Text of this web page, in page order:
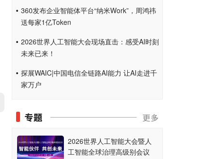
360发布企业智能体平台“纳米Work”，周鸿祎
送每家1亿Token
2026世界人工智能大会现场直击：感受AI时刻
未来已来！
探展WAIC|中国电信全链路AI能力 让AI走进千
家万户
2026世界人工智能大会暨人
工智能全球治理高级别会议